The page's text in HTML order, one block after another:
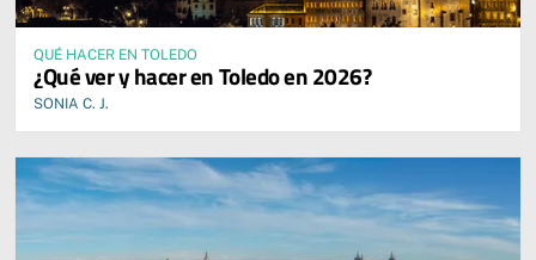
QUÉ HACER EN TOLEDO
¿Qué ver y hacer en Toledo en 2026?
SONIA C. J.